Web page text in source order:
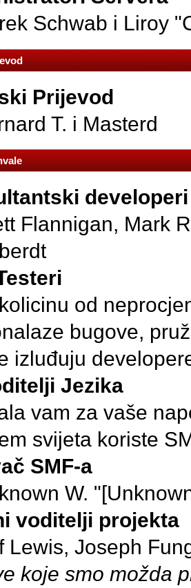
Schwab i Liroy
Prijevod
T. i Masterd
developeri
Flannigan, Mark
od
bugove,
izluđuju
Jezika
vam za vaše
svijeta koriste
SMF-a
W.
voditelji projekta
Lewis, Joseph
koje smo možda